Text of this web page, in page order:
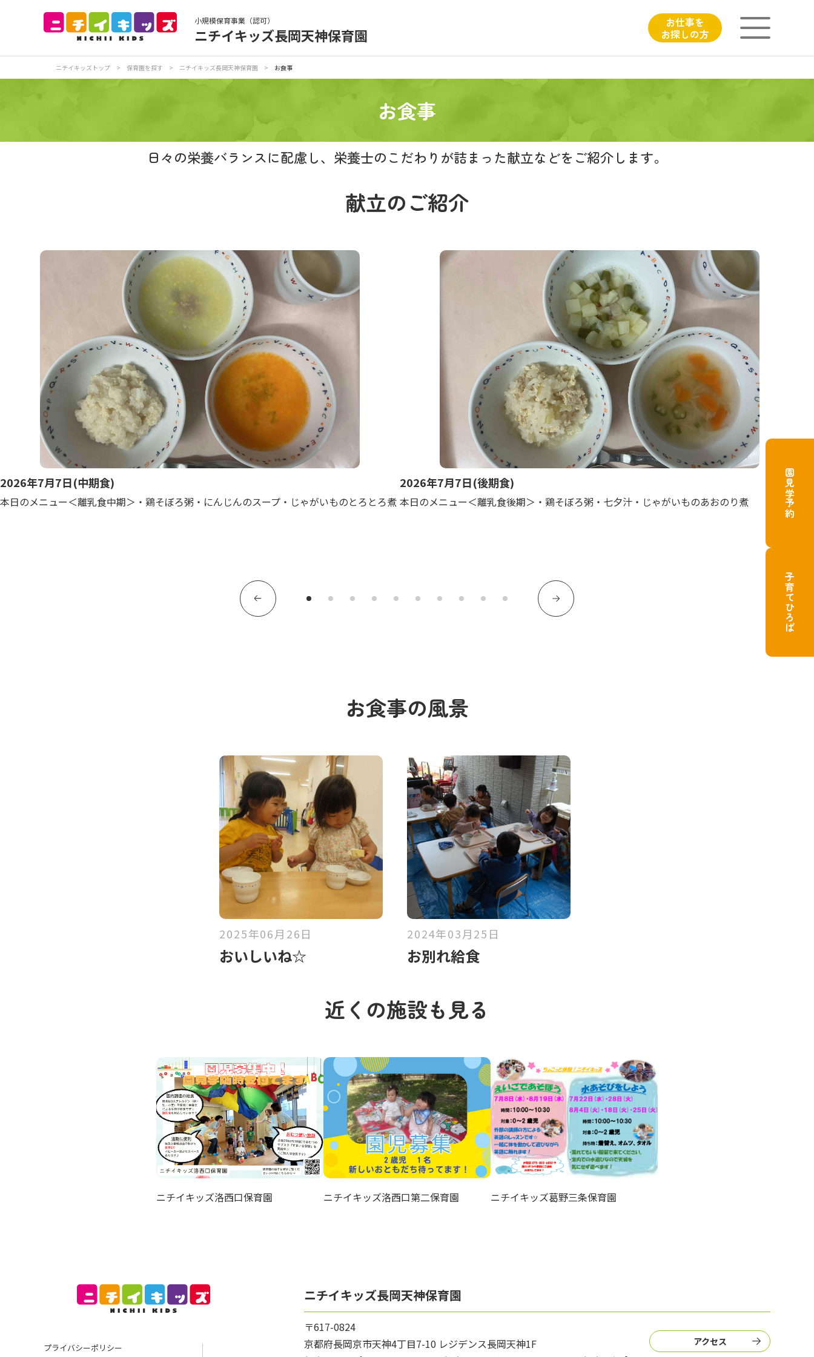
小規模保育事業（認可）
ニチイキッズ長岡天神保育園
お仕事を
お探しの方
写真販売サービス お仕事をお探しの方 よくあるご質問
プライバシーポリシー サイトのご利用について サイトマップ ニチイ学館オフィシャルサイト
ニチイキッズトップ > 保育園を探す > ニチイキッズ長岡天神保育園 > お食事
お食事
日々の栄養バランスに配慮し、 栄養士のこだわりが詰まった献立などをご紹介します。
献立のご紹介
2026年7月7日(中期食)
本日のメニュー＜離乳食中期＞・鶏そぼろ粥・にんじんのスープ・じゃがいものとろとろ煮
2026年7月7日(後期食)
本日のメニュー＜離乳食後期＞・鶏そぼろ粥・七夕汁・じゃがいものあおのり煮
お食事の風景
2025年06月26日
おいしいね☆
2024年03月25日
お別れ給食
近くの施設も見る
ニチイキッズ洛西口保育園 ニチイキッズ洛西口第二保育園 ニチイキッズ葛野三条保育園
園見学予約
子育てひろば
プライバシーポリシー
ニチイキッズ長岡天神保育園
〒617-0824
京都府長岡京市天神4丁目7-10 レジデンス長岡天神1F
アクセス